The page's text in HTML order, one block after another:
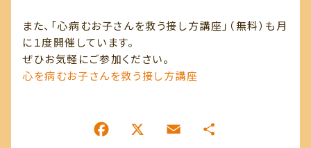
また、「心病むお子さんを救う接し方講座」（無料）も月
に１度開催しています。
ぜひお気軽にご参加ください。
心を病むお子さんを救う接し方講座